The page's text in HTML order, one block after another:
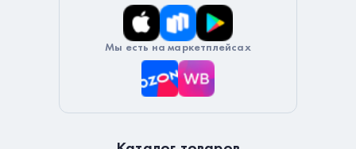
Мы есть на маркетплейсах